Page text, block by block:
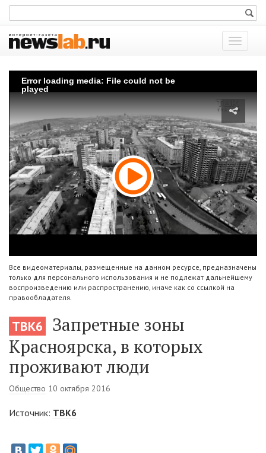
Показать
меню
Error loading media: File could not be
played
Все видеоматериалы, размещенные на данном ресурсе, предназначены
только для персонального использования и не подлежат дальнейшему
воспроизведению или распространению, иначе как со ссылкой на
правообладателя.
ТВК6
Запретные зоны
Красноярска, в которых
проживают люди
Общество 10 октября 2016
Источник: ТВК6